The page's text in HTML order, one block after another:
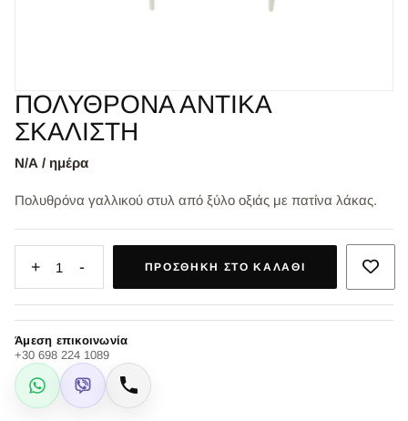
ΠΟΛΥΘΡΟΝΑ ΑΝΤΙΚΑ
ΣΚΑΛΙΣΤΗ
Ν/Α / ημέρα
Πολυθρόνα γαλλικού στυλ από ξύλο οξιάς με πατίνα λάκας.
+ 1 - ΠΡΟΣΘΉΚΗ ΣΤΟ ΚΑΛΆΘΙ
Άμεση επικοινωνία
+30 698 224 1089
WhatsApp
Viber Κλήση